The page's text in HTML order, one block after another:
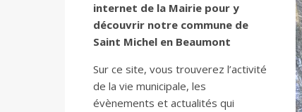
internet de la Mairie pour y
découvrir notre commune de
Saint Michel en Beaumont
Sur ce site, vous trouverez l’activité
de la vie municipale, les
évènements et actualités qui